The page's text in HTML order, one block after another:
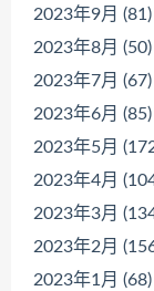
2023年9月 (81)
2023年8月 (50)
2023年7月 (67)
2023年6月 (85)
2023年5月
2023年4月
2023年3月
2023年2月
2023年1月 (68)